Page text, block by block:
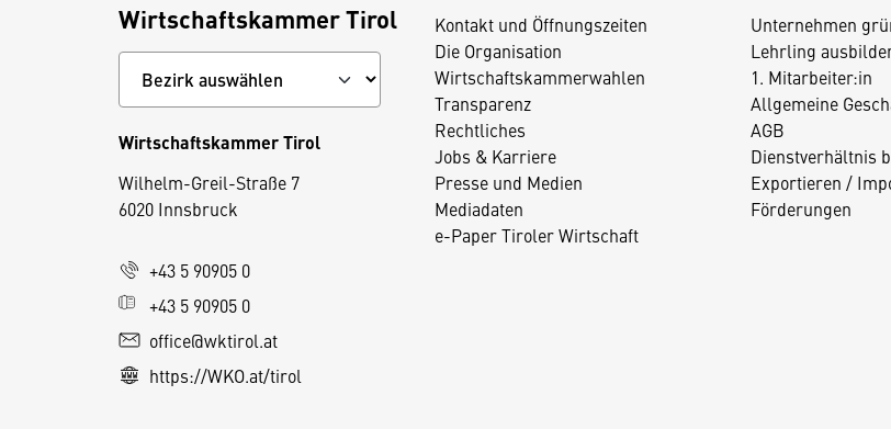
Kontakt und Öffnungszeiten
Die Organisation
Wirtschaftskammerwahlen
Transparenz
Rechtliches
Jobs & Karriere
Presse und Medien
Mediadaten
e-Paper Tiroler Wirtschaft
Unternehmen
Lehrling
1. Mitarbeiter:in
Allgemeine
AGB
Dienstverhältnis
Exportieren /
Förderungen
Wirtschaftskammer Tirol
Wirtschaftskammer Tirol
Wilhelm-Greil-Straße 7
6020 Innsbruck
+43 5 90905 0
+43 5 90905 0
office@wktirol.at
https://WKO.at/tirol